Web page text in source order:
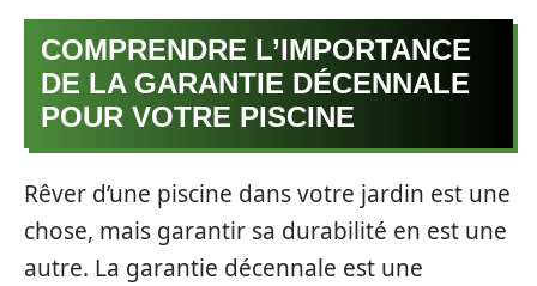
COMPRENDRE L’IMPORTANCE
DE LA GARANTIE DÉCENNALE
POUR VOTRE PISCINE
Rêver d’une piscine dans votre jardin est une
chose, mais garantir sa durabilité en est une
autre. La garantie décennale est une